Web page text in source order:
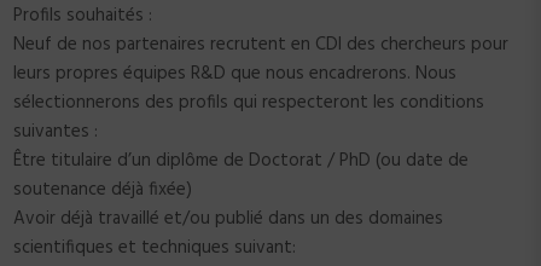
Profils souhaités :
Neuf de nos partenaires recrutent en CDI des chercheurs pour
leurs propres équipes R&D que nous encadrerons. Nous
sélectionnerons des profils qui respecteront les conditions
suivantes :
Être titulaire d’un diplôme de Doctorat / PhD (ou date de
soutenance déjà fixée)
Avoir déjà travaillé et/ou publié dans un des domaines
scientifiques et techniques suivant: